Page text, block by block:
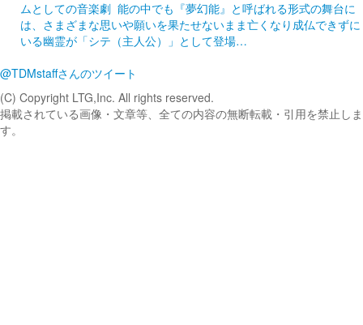
ムとしての音楽劇 能の中でも『夢幻能』と呼ばれる形式の舞台に
は、さまざまな思いや願いを果たせないまま亡くなり成仏できずに
いる幽霊が「シテ（主人公）」として登場…
@TDMstaffさんのツイート
(C) Copyright LTG,Inc. All rights reserved.
掲載されている画像・文章等、全ての内容の無断転載・引用を禁止しま
す。